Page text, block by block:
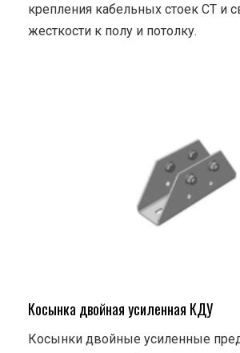
крепления кабельных стоек СТ и
жесткости к полу и потолку.
Косынка двойная усиленная КДУ
Косынки двойные усиленные